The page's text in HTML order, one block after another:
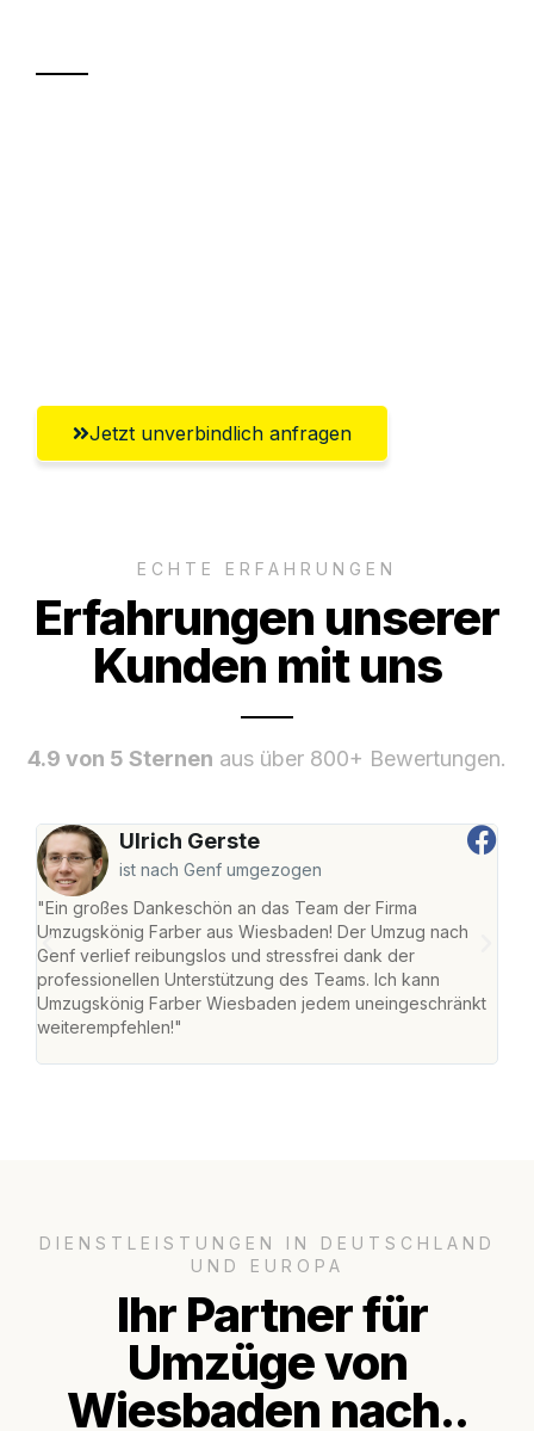
Jetzt unverbindlich anfragen
ECHTE ERFAHRUNGEN
Erfahrungen unserer
Kunden mit uns
4.9 von 5 Sternen aus über 800+ Bewertungen.
Ulrich Gerste
ist nach Genf umgezogen
"Ein großes Dankeschön an das Team der Firma
Umzugskönig Farber aus Wiesbaden! Der Umzug nach
Genf verlief reibungslos und stressfrei dank der
professionellen Unterstützung des Teams. Ich kann
Umzugskönig Farber Wiesbaden jedem uneingeschränkt
weiterempfehlen!"
DIENSTLEISTUNGEN IN DEUTSCHLAND
UND EUROPA
Ihr Partner für
Umzüge von
Wiesbaden nach..